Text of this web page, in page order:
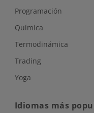
Programación
Química
Termodinámica
Trading
Yoga
Idiomas más